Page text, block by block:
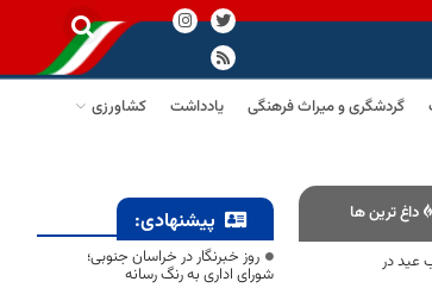
گردشگری و میراث فرهنگی یادداشت
کشاورزی
داغ ترین ها
میوه شب عید در
پیشنهادی:
روز خبرنگار در خراسان جنوبی؛
شورای اداری به رنگ رسانه